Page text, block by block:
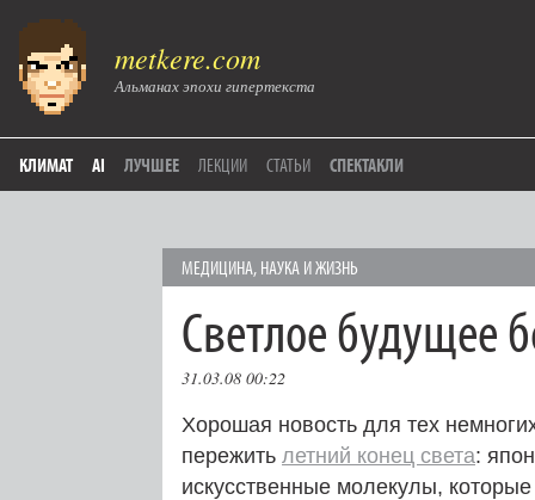
metkere.com
Альманах эпохи гипертекста
КЛИМАТ AI ЛУЧШЕЕ ЛЕКЦИИ СТАТЬИ СПЕКТАКЛИ
МЕДИЦИНА, НАУКА И ЖИЗНЬ
Светлое будущее
31.03.08 00:22
Хорошая новость для тех
пережить летний конец света:
искусственные молекулы,